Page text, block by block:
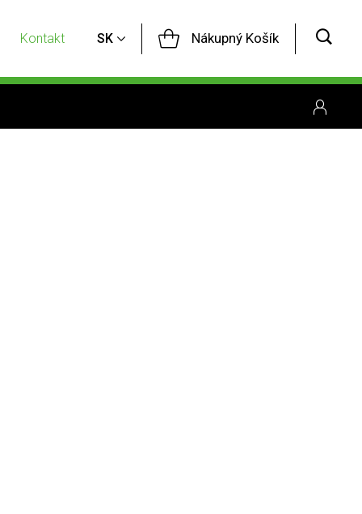
Kontakt SK Nákupný Košík